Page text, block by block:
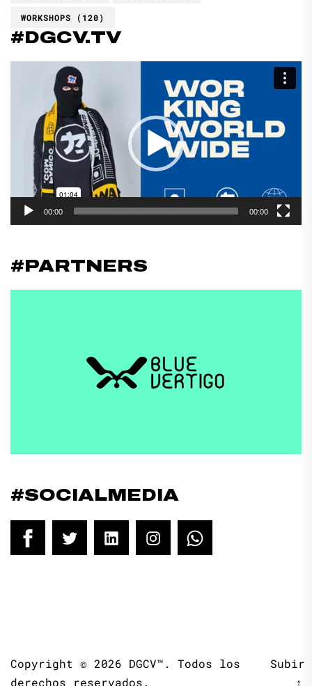
WORKSHOPS (120)
#DGCV.TV
Reproductor
00:00 00:00
#PARTNERS
#SOCIALMEDIA
FacebookTwitter LinkedInInstagram
Copyright © 2026 DGCV™. Todos los
derechos reservados.
Subir
↑